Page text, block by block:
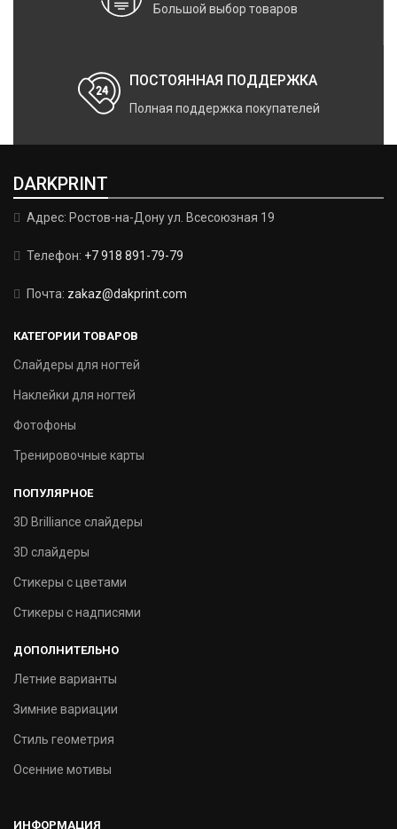
Большой выбор товаров
ПОСТОЯННАЯ ПОДДЕРЖКА
Полная поддержка покупателей
DARKPRINT
Адрес: Ростов-на-Дону ул. Всесоюзная 19
Телефон: +7 918 891-79-79
Почта: zakaz@dakprint.com
КАТЕГОРИИ ТОВАРОВ
Слайдеры для ногтей
Наклейки для ногтей
Фотофоны
Тренировочные карты
ПОПУЛЯРНОЕ
3D Brilliance слайдеры
3D слайдеры
Стикеры с цветами
Стикеры с надписями
ДОПОЛНИТЕЛЬНО
Летние варианты
Зимние вариации
Стиль геометрия
Осенние мотивы
ИНФОРМАЦИЯ